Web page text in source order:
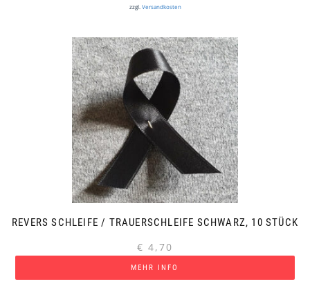
zzgl. Versandkosten
REVERS SCHLEIFE / TRAUERSCHLEIFE SCHWARZ, 10 STÜCK
€ 4,70
MEHR INFO